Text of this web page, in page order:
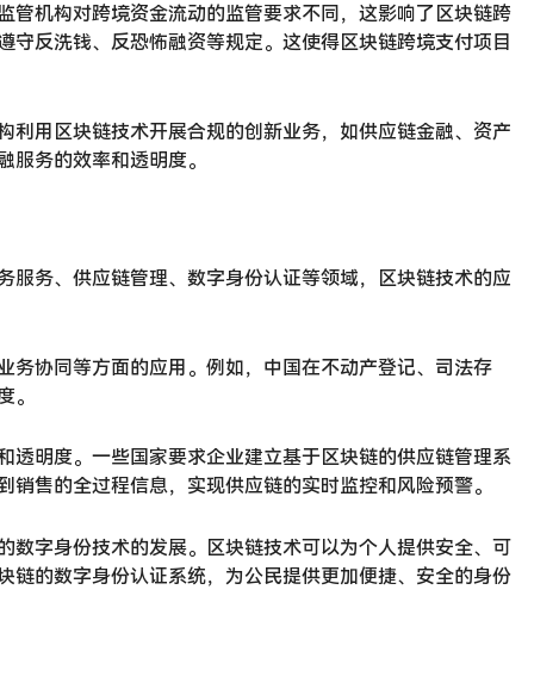
机构对跨境资金流动的监管要求不同，这影响了区块链跨
反洗钱、反恐怖融资等规定。这使得区块链跨境支付项目
利用区块链技术开展合规的创新业务，如供应链金融、资产
务的效率和透明度。
服务、供应链管理、数字身份认证等领域，区块链技术的应
务协同等方面的应用。例如，中国在不动产登记、司法存
。
明度。一些国家要求企业建立基于区块链的供应链管理系
售的全过程信息，实现供应链的实时监控和风险预警。
字身份技术的发展。区块链技术可以为个人提供安全、可
的数字身份认证系统，为公民提供更加便捷、安全的身份